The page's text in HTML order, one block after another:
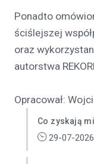
Ponadto
ściślejszej
oraz
autorstwa
Opracował:
Co zyskają
29-07-2026